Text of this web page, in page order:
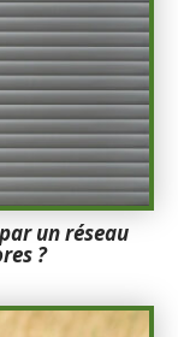
un réseau
?